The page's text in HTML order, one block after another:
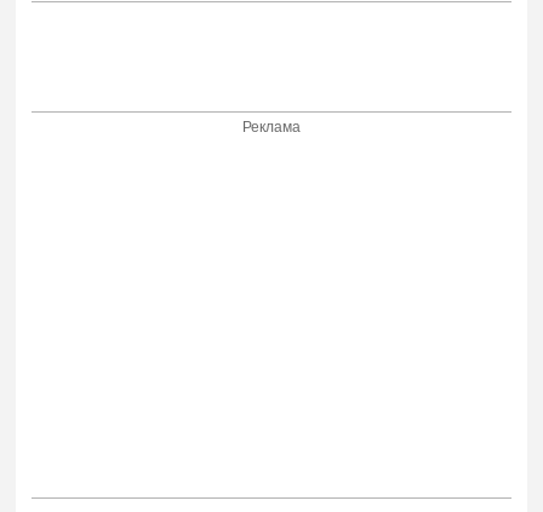
Реклама